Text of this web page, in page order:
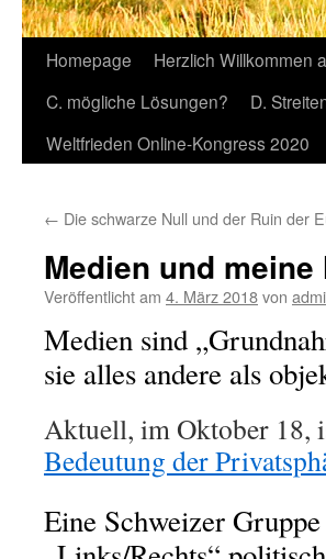
Homepage Herzlich Willkommen
C. mögliche Lösungen?
D.
Weltfrieden Online-Kongress 2020
← Die schwarze Null und der Ruin der
Medien und
Veröffentlicht am 4. März 2018von
Medien sind
sie alles andere als
Aktuell, im Oktober 18,
Bedeutung der
Eine Schweizer Gruppe